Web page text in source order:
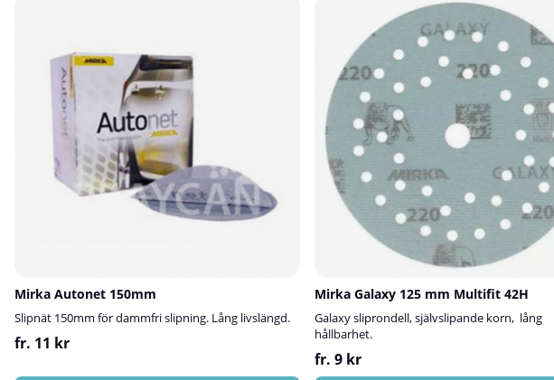
Mirka Autonet 150mm
Slipnät 150mm för dammfri slipning. Lång livslängd.
fr. 11 kr
Mirka Galaxy 125 mm Multifit 42H
Galaxy sliprondell, självslipande korn, lång
hållbarhet.
fr. 9 kr